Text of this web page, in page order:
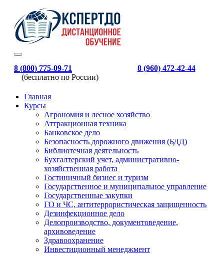
8 (800) 775-09-71
(бесплатно по России)
8 (960) 472-42-44
Главная
Курсы
Агрономия и лесное хозяйство
Аттракционная техника
Банковское дело
Безопасность дорожного движения (БДД)
Библиотечная деятельность
Бухгалтерский учет, административно-
хозяйственная работа
Гостиничный бизнес и туризм
Государственное и муниципальное управление
Государственные закупки
ГО и ЧС, антитеррористическая защищенность
Дезинфекционное дело
Делопроизводство, документоведение,
архивоведение
Здравоохранение
Инвестиционный менеджмент